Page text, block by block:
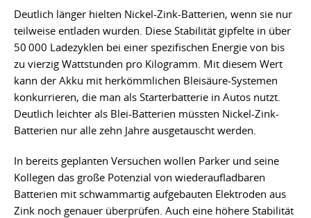
Deutlich länger hielten Nickel-Zink-Batterien, wenn sie nur
teilweise entladen wurden. Diese Stabilität gipfelte in über
50 000 Ladezyklen bei einer spezifischen Energie von bis
zu vierzig Wattstunden pro Kilogramm. Mit diesem Wert
kann der Akku mit herkömmlichen Bleisäure-Systemen
konkurrieren, die man als Starterbatterie in Autos nutzt.
Deutlich leichter als Blei-Batterien müssten Nickel-Zink-
Batterien nur alle zehn Jahre ausgetauscht werden.
In bereits geplanten Versuchen wollen Parker und seine
Kollegen das große Potenzial von wiederaufladbaren
Batterien mit schwammartig aufgebauten Elektroden aus
Zink noch genauer überprüfen. Auch eine höhere Stabilität